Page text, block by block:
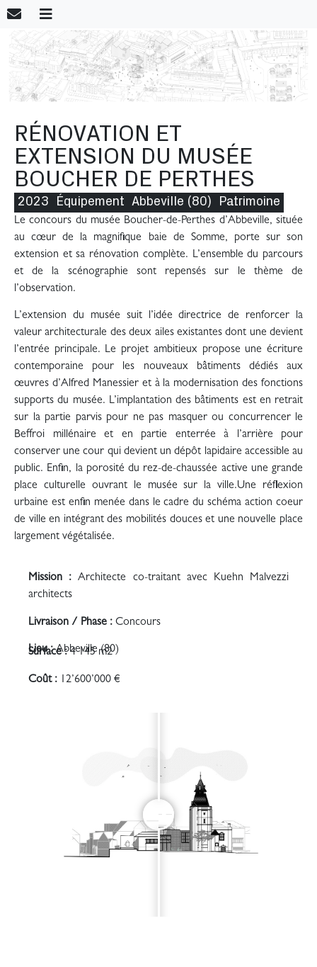
RÉNOVATION ET
EXTENSION DU MUSÉE
BOUCHER DE PERTHES
2023 Équipement Abbeville (80) Patrimoine
Le concours du musée Boucher-de-Perthes d’Abbeville, située
au cœur de la magnifique baie de Somme, porte sur son
extension et sa rénovation complète. L’ensemble du parcours
et de la scénographie sont repensés sur le thème de
l’observation.
L’extension du musée suit l’idée directrice de renforcer la
valeur architecturale des deux ailes existantes dont une devient
l’entrée principale. Le projet ambitieux propose une écriture
contemporaine pour les nouveaux bâtiments dédiés aux
œuvres d’Alfred Manessier et à la modernisation des fonctions
supports du musée. L’implantation des bâtiments est en retrait
sur la partie parvis pour ne pas masquer ou concurrencer le
Beffroi millénaire et en partie enterrée à l’arrière pour
conserver une cour qui devient un dépôt lapidaire accessible au
public. Enfin, la porosité du rez-de-chaussée active une grande
place culturelle ouvrant le musée sur la ville.Une réflexion
urbaine est enfin menée dans le cadre du schéma action coeur
de ville en intégrant des mobilités douces et une nouvelle place
largement végétalisée.
Mission : Architecte co-traitant avec Kuehn Malvezzi
architects
Livraison / Phase : Concours
Lieu :Abbeville (80)
Surface :4 145 m2
Coût : 12’600’000 €